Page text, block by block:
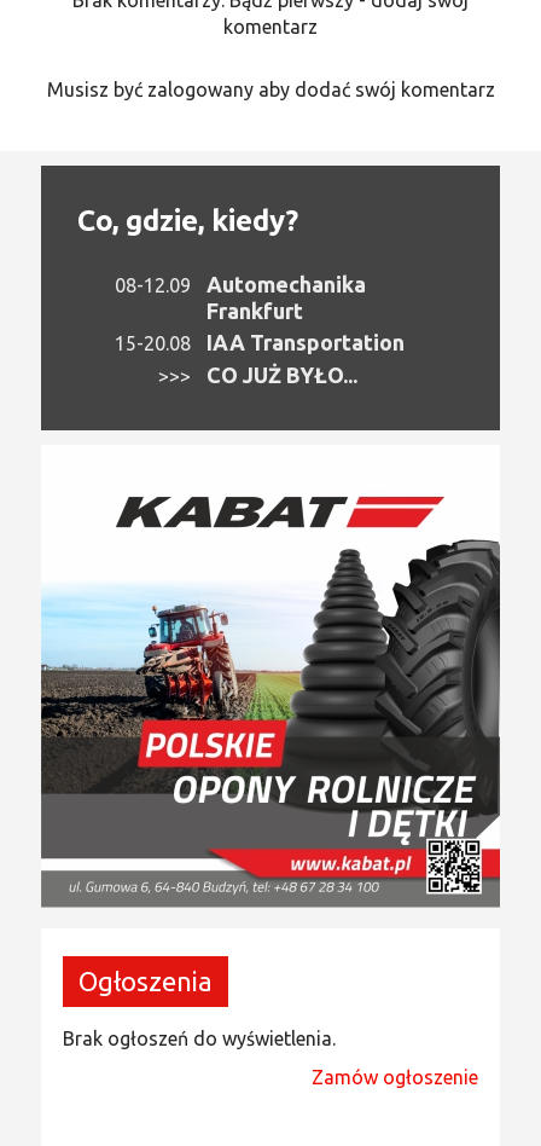
komentarz
Musisz być zalogowany aby dodać swój komentarz
Co, gdzie, kiedy?
08-12.09
Automechanika
Frankfurt
15-20.08 IAA Transportation
>>> CO JUŻ BYŁO...
Ogłoszenia
Brak ogłoszeń do wyświetlenia.
Zamów ogłoszenie